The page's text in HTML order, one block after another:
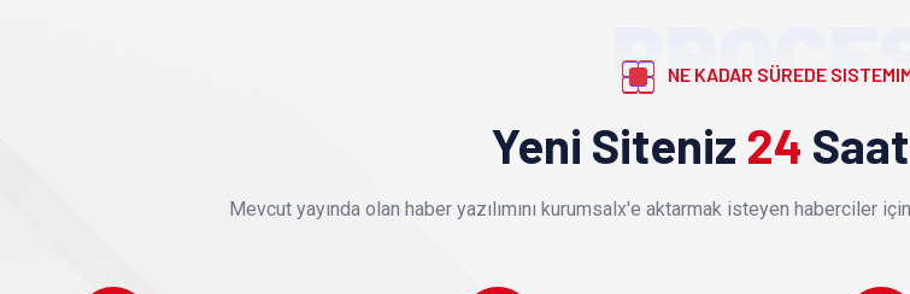
NE KADAR SÜREDE
Yeni Siteniz 24
Mevcut yayında olan haber yazılımını kurumsalx'e aktarmak isteyen haberciler